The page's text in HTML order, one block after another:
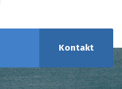
Kontakt